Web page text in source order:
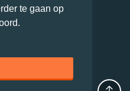
te gaan op